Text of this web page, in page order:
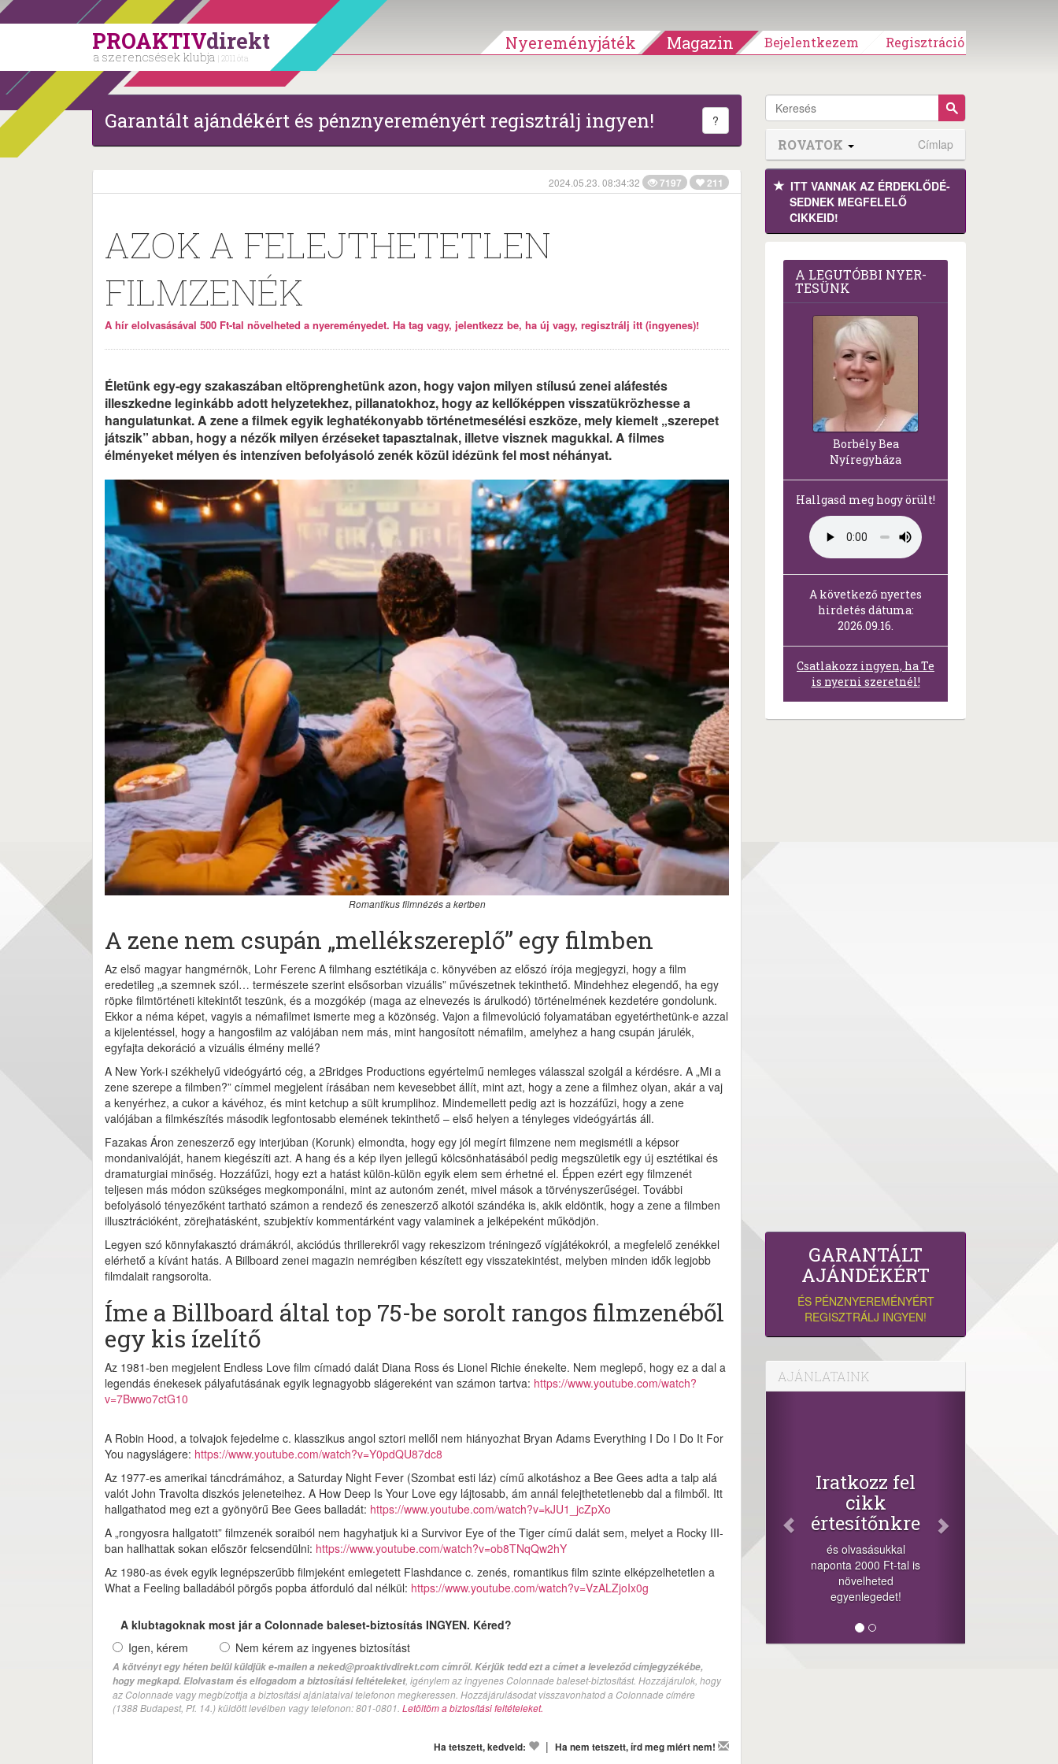
PROAKTIVdirekt
a szerencsések klubja | 2011 óta
Nyereményjáték Magazin Bejelentkezem Regisztráció
Garantált ajándékért és pénznyereményért regisztrálj ingyen! ?
2024.05.23. 08:34:32 7197 211
AZOK A FELEJTHETETLEN
FILMZENÉK
A hír elolvasásával 500 Ft-tal növelheted a nyereményedet. Ha tag vagy, jelentkezz be, ha új vagy, regisztrálj itt (ingyenes)!
Életünk egy-egy szakaszában eltöprenghetünk azon, hogy vajon milyen stílusú zenei aláfestés
illeszkedne leginkább adott helyzetekhez, pillanatokhoz, hogy az kellőképpen visszatükrözhesse a
hangulatunkat. A zene a filmek egyik leghatékonyabb történetmesélési eszköze, mely kiemelt „szerepet
játszik” abban, hogy a nézők milyen érzéseket tapasztalnak, illetve visznek magukkal. A filmes
élményeket mélyen és intenzíven befolyásoló zenék közül idézünk fel most néhányat.
Romantikus filmnézés a kertben
A zene nem csupán „mellékszereplő” egy filmben
Az első magyar hangmérnök, Lohr Ferenc A filmhang esztétikája c. könyvében az előszó írója megjegyzi, hogy a film
eredetileg „a szemnek szól… természete szerint elsősorban vizuális” művészetnek tekinthető. Mindehhez elegendő, ha egy
röpke filmtörténeti kitekintőt teszünk, és a mozgókép (maga az elnevezés is árulkodó) történelmének kezdetére gondolunk.
Ekkor a néma képet, vagyis a némafilmet ismerte meg a közönség. Vajon a filmevolúció folyamatában egyetérthetünk-e azzal
a kijelentéssel, hogy a hangosfilm az valójában nem más, mint hangosított némafilm, amelyhez a hang csupán járulék,
egyfajta dekoráció a vizuális élmény mellé?
A New York-i székhelyű videógyártó cég, a 2Bridges Productions egyértelmű nemleges válasszal szolgál a kérdésre. A „Mi a
zene szerepe a filmben?” címmel megjelent írásában nem kevesebbet állít, mint azt, hogy a zene a filmhez olyan, akár a vaj
a kenyérhez, a cukor a kávéhoz, és mint ketchup a sült krumplihoz. Mindemellett pedig azt is hozzáfűzi, hogy a zene
valójában a filmkészítés második legfontosabb elemének tekinthető – első helyen a tényleges videógyártás áll.
Fazakas Áron zeneszerző egy interjúban (Korunk) elmondta, hogy egy jól megírt filmzene nem megismétli a képsor
mondanivalóját, hanem kiegészíti azt. A hang és a kép ilyen jellegű kölcsönhatásából pedig megszületik egy új esztétikai és
dramaturgiai minőség. Hozzáfűzi, hogy ezt a hatást külön-külön egyik elem sem érhetné el. Éppen ezért egy filmzenét
teljesen más módon szükséges megkomponálni, mint az autonóm zenét, mivel mások a törvényszerűségei. További
befolyásoló tényezőként tartható számon a rendező és zeneszerző alkotói szándéka is, akik eldöntik, hogy a zene a filmben
illusztrációként, zörejhatásként, szubjektív kommentárként vagy valaminek a jelképeként működjön.
Legyen szó könnyfakasztó drámákról, akciódús thrillerekről vagy rekeszizom tréningező vígjátékokról, a megfelelő zenékkel
elérhető a kívánt hatás. A Billboard zenei magazin nemrégiben készített egy visszatekintést, melyben minden idők legjobb
filmdalait rangsorolta.
Íme a Billboard által top 75-be sorolt rangos filmzenéből
egy kis ízelítő
Az 1981-ben megjelent Endless Love film címadó dalát Diana Ross és Lionel Richie énekelte. Nem meglepő, hogy ez a dal a
legendás énekesek pályafutásának egyik legnagyobb slágereként van számon tartva: https://www.youtube.com/watch?
v=7Bwwo7ctG10
A Robin Hood, a tolvajok fejedelme c. klasszikus angol sztori mellől nem hiányozhat Bryan Adams Everything I Do I Do It For
You nagyslágere: https://www.youtube.com/watch?v=Y0pdQU87dc8
Az 1977-es amerikai táncdrámához, a Saturday Night Fever (Szombat esti láz) című alkotáshoz a Bee Gees adta a talp alá
valót John Travolta diszkós jeleneteihez. A How Deep Is Your Love egy lájtosabb, ám annál felejthetetlenebb dal a filmből. Itt
hallgathatod meg ezt a gyönyörű Bee Gees balladát: https://www.youtube.com/watch?v=kJU1_jcZpXo
A „rongyosra hallgatott” filmzenék soraiból nem hagyhatjuk ki a Survivor Eye of the Tiger című dalát sem, melyet a Rocky III-
ban hallhattak sokan először felcsendülni: https://www.youtube.com/watch?v=ob8TNqQw2hY
Az 1980-as évek egyik legnépszerűbb filmjeként emlegetett Flashdance c. zenés, romantikus film szinte elképzelhetetlen a
What a Feeling balladából pörgős popba átforduló dal nélkül: https://www.youtube.com/watch?v=VzALZjoIx0g
A klubtagoknak most jár a Colonnade baleset-biztosítás INGYEN. Kéred?
Igen, kérem
Nem kérem az ingyenes biztosítást
A kötvényt egy héten belül küldjük e-mailen a neked@proaktivdirekt.com címről. Kérjük tedd ezt a címet a leveleződ címjegyzékébe,
hogy megkapd. Elolvastam és elfogadom a biztosítási feltételeket, igénylem az ingyenes Colonnade baleset-biztosítást. Hozzájárulok, hogy
az Colonnade vagy megbízottja a biztosítási ajánlataival telefonon megkeressen. Hozzájárulásodat visszavonhatod a Colonnade címére
(1388 Budapest, Pf. 14.) küldött levélben vagy telefonon: 801-0801. Letöltöm a biztosítási feltételeket.
Ha tetszett, kedveld: | Ha nem tetszett, írd meg miért nem!
ROVATOK Címlap
ITT VANNAK AZ ÉRDEK­LŐDÉ­
SEDNEK MEGFE­LELŐ
CIKKEID!
A LEG­U­TÓB­BI NYER­
TE­SÜNK
Borbély Bea
Nyíregyháza
Hallgasd meg hogy örült!
A következő nyertes
hirdetés dátuma:
2026.09.16.
Csatlakozz ingyen, ha Te
is nyerni szeretnél!
GARANTÁLT
AJÁNDÉKÉRT
ÉS PÉNZNYEREMÉNYÉRT
REGISZTRÁLJ INGYEN!
AJÁNLATAINK
Iratkozz fel
cikk
értesítőnkre
naponta 2000 Ft-tal is
növelheted
egyenlegedet!
+1.000.000 Ft...
-nyeremény növelés jár
a szerencsésnek a
sorsolás napján! A
cikkek alján találsz
megosztási
lehetőséget. Lájkolj is
minket!